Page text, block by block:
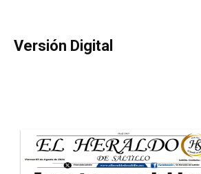
Versión Digital